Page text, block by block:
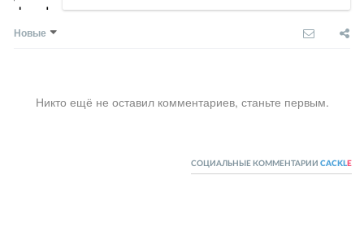
Новые
Никто ещё не оставил комментариев, станьте первым.
СОЦИАЛЬНЫЕ КОММЕНТАРИИ CACKL E